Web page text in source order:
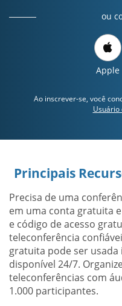
ou
Apple
Ao inscrever-se, você
Usuário
Principais
Precisa de uma
em uma conta gratuita
e código de acesso
teleconferência
gratuita pode ser
disponível 24/7.
teleconferências com
1.000 participantes.